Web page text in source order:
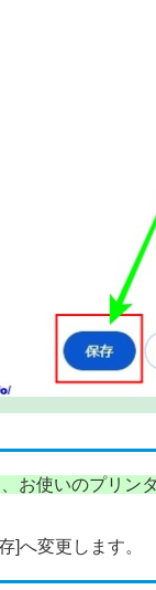
お使いのプリン
]へ変更します。